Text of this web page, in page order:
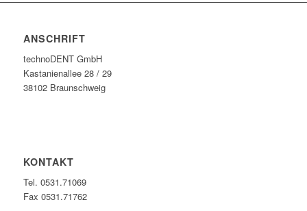
ANSCHRIFT
technoDENT GmbH
Kastanienallee 28 / 29
38102 Braunschweig
KONTAKT
Tel. 0531.71069
Fax 0531.71762